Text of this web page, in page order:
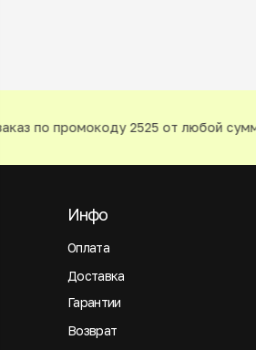
по промокоду 2525 от любой суммы
Оплата
Инфо
Доставка
Гарантии
Возврат